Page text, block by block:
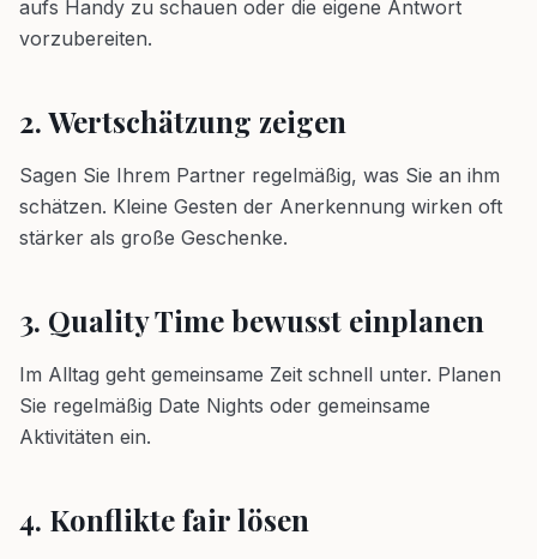
aufs Handy zu schauen oder die eigene Antwort
vorzubereiten.
2. Wertschätzung zeigen
Sagen Sie Ihrem Partner regelmäßig, was Sie an ihm
schätzen. Kleine Gesten der Anerkennung wirken oft
stärker als große Geschenke.
3. Quality Time bewusst einplanen
Im Alltag geht gemeinsame Zeit schnell unter. Planen
Sie regelmäßig Date Nights oder gemeinsame
Aktivitäten ein.
4. Konflikte fair lösen